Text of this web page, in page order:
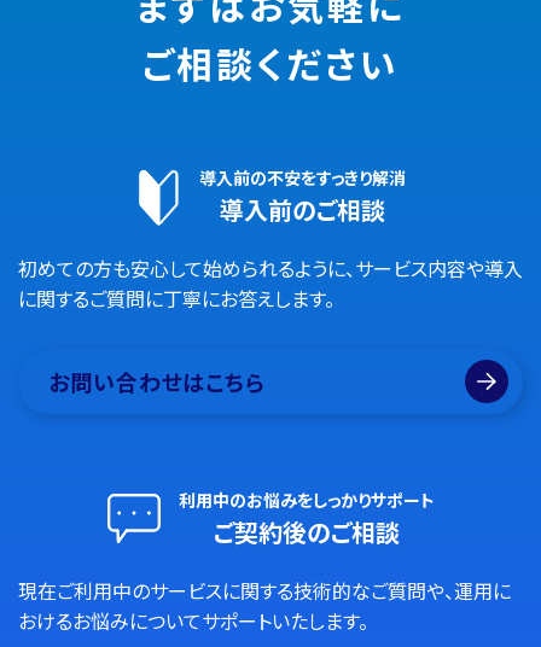
ご相談ください
導入前の不安をすっきり解消
導入前のご相談
初めての方も安心して始められるように、サービス内容や導入
に関するご質問に丁寧にお答えします。
お問い合わせはこちら
利用中のお悩みをしっかりサポート
ご契約後のご相談
現在ご利用中のサービスに関する技術的なご質問や、運用に
おけるお悩みについてサポートいたします。